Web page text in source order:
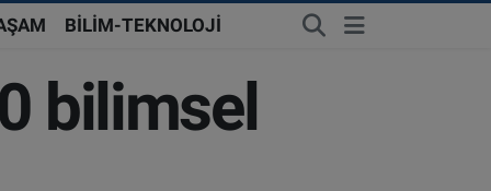
BİLİM-TEKNOLOJİ
bilimsel